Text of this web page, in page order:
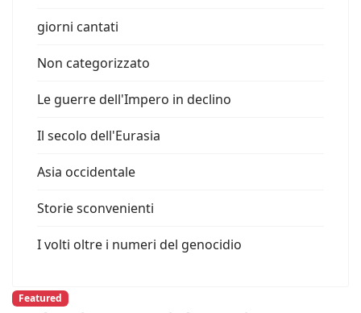
giorni cantati
Non categorizzato
Le guerre dell'Impero in declino
Il secolo dell'Eurasia
Asia occidentale
Storie sconvenienti
I volti oltre i numeri del genocidio
Featured